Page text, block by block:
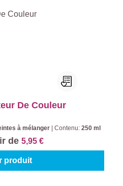
De Couleur
à mélanger Contenu: 250 ml
de 5,95 €
produit